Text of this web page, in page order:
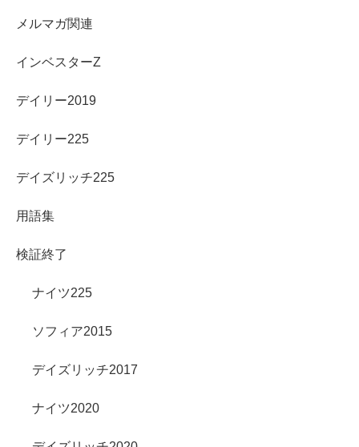
メルマガ関連
インベスターZ
デイリー2019
デイリー225
デイズリッチ225
用語集
検証終了
ナイツ225
ソフィア2015
デイズリッチ2017
ナイツ2020